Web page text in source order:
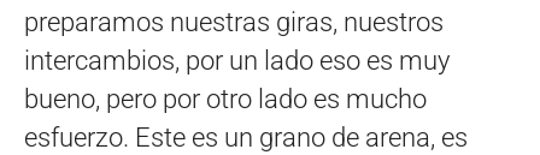
preparamos nuestras giras, nuestros
intercambios, por un lado eso es muy
bueno, pero por otro lado es mucho
esfuerzo. Este es un grano de arena, es